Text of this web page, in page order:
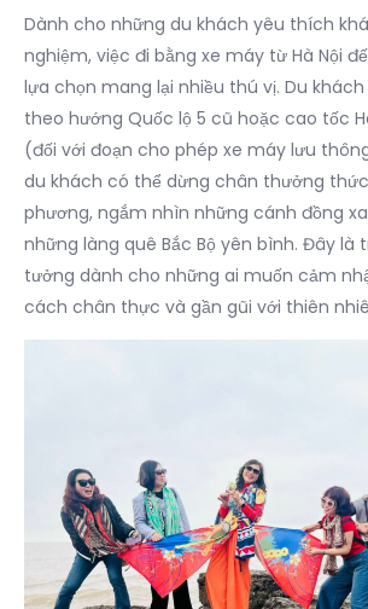
Dành cho những du khách yêu thích
nghiệm, việc đi bằng xe máy từ Hà Nội
lựa chọn mang lại nhiều thú vị. Du
theo hướng Quốc lộ 5 cũ hoặc cao tốc
(đối với đoạn cho phép xe máy lưu
du khách có thể dừng chân thưởng
phương, ngắm nhìn những cánh đồng
những làng quê Bắc Bộ yên bình. Đây là
tưởng dành cho những ai muốn cảm
cách chân thực và gần gũi với thiên